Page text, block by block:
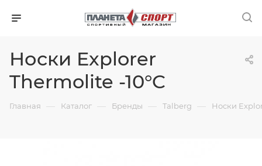
Носки Explorer
Thermolite -10°C
Главная — Каталог — Бренды — Talberg — Носки